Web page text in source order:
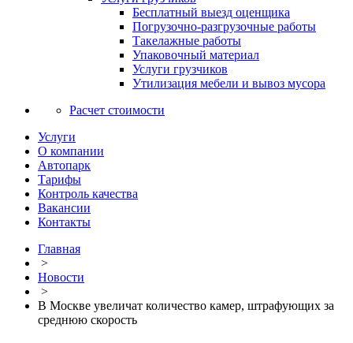
Бесплатный выезд оценщика
Погрузочно-разгрузочные работы
Такелажные работы
Упаковочный материал
Услуги грузчиков
Утилизация мебели и вывоз мусора
Расчет стоимости
Услуги
О компании
Автопарк
Тарифы
Контроль качества
Вакансии
Контакты
Главная
>
Новости
>
В Москве увеличат количество камер, штрафующих за
среднюю скорость